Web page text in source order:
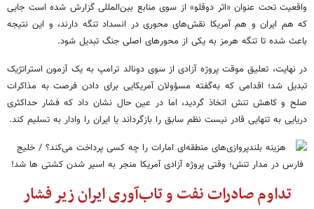
واقعیت تحت عنوان «اثر دوقلو» از سوی منابع بین‌المللی گزارش شده است جایی
که هم ایران و هم آمریکا نقش‌های محوری در انسداد تنگه دارند، و این نتیجه
باعث شده تا تنگه هرمز به یکی از محورهای اصلی جنگ تبدیل شود.
در نهایت، تعلیق موقت پروژه آزادی از سوی دونالد ترامپ به یک آزمون استراتژیک
تبدیل شد؛ اقدامی که به‌گفته مسؤولان آمریکایی برای دادن فرصت به مذاکرات
صلح و کاهش تنش اتخاذ گردید، اما در عین حال نشان داد که فشار حداکثری
دریایی به تنهایی قادر نیست نظم سابق را بازگرداند یا ایران را وادار به تسلیم کند.
تداوم صادرات نفت و تاب‌آوری ایران زیر فشار